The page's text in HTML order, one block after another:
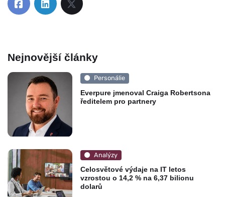
Nejnovější články
Personálie
Everpure jmenoval Craiga Robertsona
ředitelem pro partnery
Analýzy
Celosvětové výdaje na IT letos
vzrostou o 14,2 % na 6,37 bilionu
dolarů